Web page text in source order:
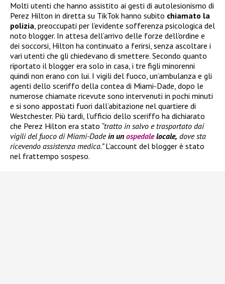
Molti utenti che hanno assistito ai gesti di autolesionismo di
Perez Hilton in diretta su TikTok hanno subito chiamato la
polizia, preoccupati per l’evidente sofferenza psicologica del
noto blogger. In attesa dell’arrivo delle forze dell’ordine e
dei soccorsi, Hilton ha continuato a ferirsi, senza ascoltare i
vari utenti che gli chiedevano di smettere. Secondo quanto
riportato il blogger era solo in casa, i tre figli minorenni
quindi non erano con lui. I vigili del fuoco, un’ambulanza e gli
agenti dello sceriffo della contea di Miami-Dade, dopo le
numerose chiamate ricevute sono intervenuti in pochi minuti
e si sono appostati fuori dall’abitazione nel quartiere di
Westchester. Più tardi, l’ufficio dello sceriffo ha dichiarato
che Perez Hilton era stato “tratto in salvo e trasportato dai
vigili del fuoco di Miami-Dadein un ospedalelocale, dove sta
ricevendo assistenza medica.”L’account del blogger è stato
nel frattempo sospeso.